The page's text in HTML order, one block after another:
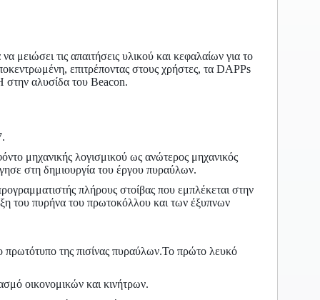
μειώσει τις απαιτήσεις υλικού και κεφαλαίων για το
επιτρέποντας στους χρήστες, τα DAPPs
στην αλυσίδα του Beacon.
μηχανικής λογισμικού ως ανώτερος μηχανικός
στη δημιουργία του έργου πυραύλων.
πλήρους στοίβας που εμπλέκεται στην
του πυρήνα του πρωτοκόλλου και των έξυπνων
της πισίνας πυραύλων.Το πρώτο λευκό
οικονομικών και κινήτρων.